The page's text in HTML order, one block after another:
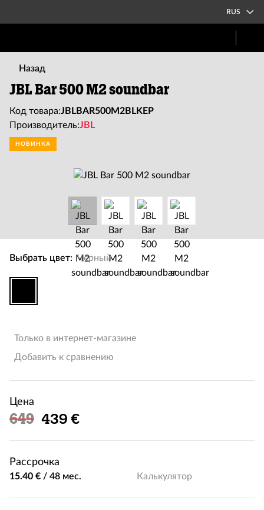
RUS
Назад
JBL Bar 500 M2 soundbar
Код товара:JBLBAR500M2BLKEP
Производитель:JBL
НОВИНКА
Выбрать цвет: Черный
Только в интернет-магазине
Добавить к сравнению
Цена
649 Льготная цена
439 €
Рассрочка
15.40 € / 48 мес. Калькулятор